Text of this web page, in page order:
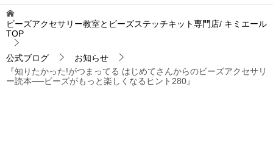
ビーズアクセサリー教室とビーズステッチキット専門店/ キミエール
TOP
公式ブログ
お知らせ
『知りたかった!がつまってる はじめてさんからのビーズアクセサリ
ー読本──ビーズがもっと楽しくなるヒント280』